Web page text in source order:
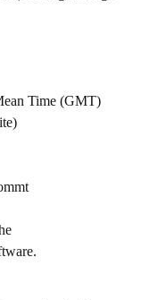
Time (GMT)